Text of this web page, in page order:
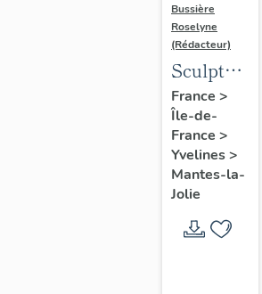
Bussière
Roselyne
(Rédacteur)
Sculpture
: la
Ronde
France >
Île-de-
France >
Yvelines>
Mantes-la-
Jolie